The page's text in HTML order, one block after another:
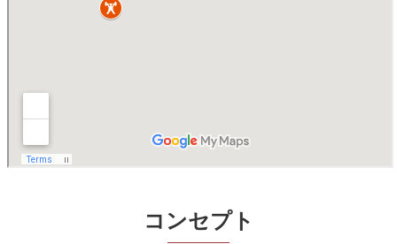
コンセプト